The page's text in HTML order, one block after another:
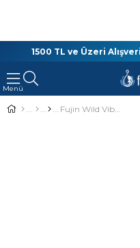
1500 TL ve Üzeri
Fujin Wild Vibe 80S 27gr Sinking Vibrasyon Suni Yem